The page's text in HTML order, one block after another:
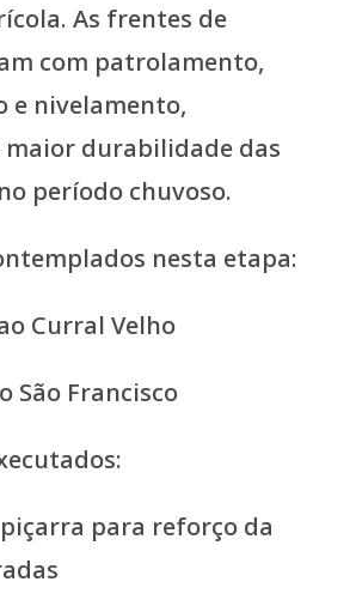
As frentes de
com patrolamento,
e nivelamento,
maior durabilidade das
período chuvoso.
nesta etapa:
Curral Velho
São Francisco
para reforço da